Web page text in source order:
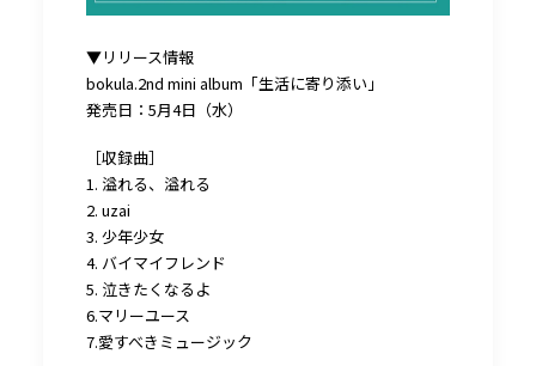
▼リリース情報
bokula.2nd mini album「生活に寄り添い」
発売日：5月4日（水）
［収録曲］
1. 溢れる、溢れる
2. uzai
3. 少年少女
4. バイマイフレンド
5. 泣きたくなるよ
6.マリーユース
7.愛すべきミュージック